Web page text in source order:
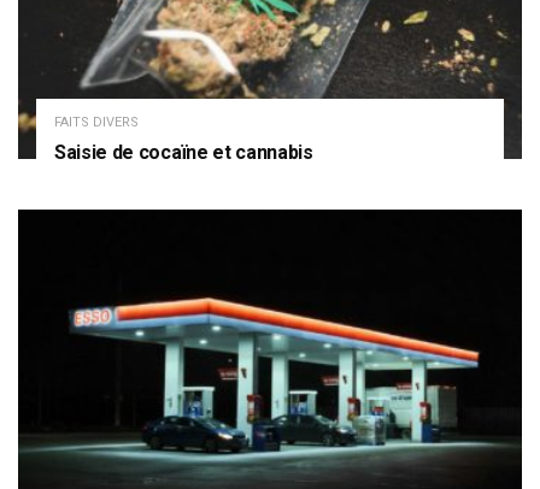
FAITS DIVERS
Saisie de cocaïne et cannabis